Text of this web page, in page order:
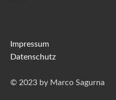
Impressum
Datenschutz
© 2023 by Marco Sagurna